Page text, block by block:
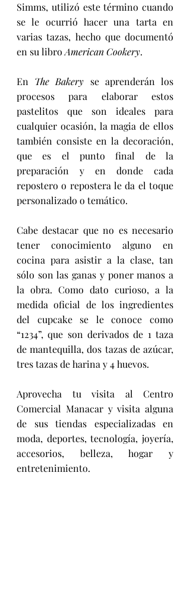
Simms, utilizó este término cuando
se le ocurrió hacer una tarta en
varias tazas, hecho que documentó
en su libro American Cookery.
En The Bakery se aprenderán los
procesos para elaborar estos
pastelitos que son ideales para
cualquier ocasión, la magia de ellos
también consiste en la decoración,
que es el punto final de la
preparación y en donde cada
repostero o repostera le da el toque
personalizado o temático.
Cabe destacar que no es necesario
tener conocimiento alguno en
cocina para asistir a la clase, tan
sólo son las ganas y poner manos a
la obra. Como dato curioso, a la
medida oficial de los ingredientes
del cupcake se le conoce como
“1234”, que son derivados de 1 taza
de mantequilla, dos tazas de azúcar,
tres tazas de harina y 4 huevos.
Aprovecha tu visita al Centro
Comercial Manacar y visita alguna
de sus tiendas especializadas en
moda, deportes, tecnología, joyería,
accesorios, belleza, hogar y
entretenimiento.